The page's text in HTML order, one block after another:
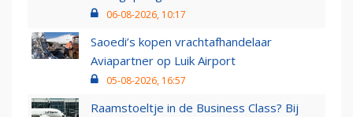
06-08-2026, 10:17
Saoedi’s kopen vrachtafhandelaar
Aviapartner op Luik Airport
05-08-2026, 16:57
Raamstoeltje in de Business Class? Bij